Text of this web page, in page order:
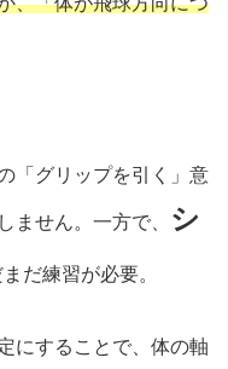
「グリップを引く」意
ません。一方で、
シ
だ練習が必要。
にすることで、体の軸